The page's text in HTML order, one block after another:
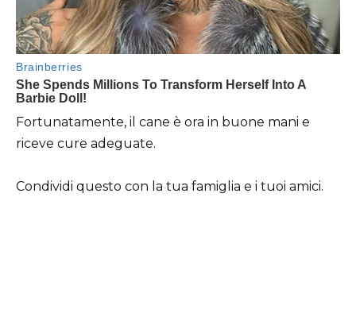
Fortunatamente, il cane è ora in buone mani e
riceve cure adeguate.
Condividi questo con la tua famiglia e i tuoi amici.